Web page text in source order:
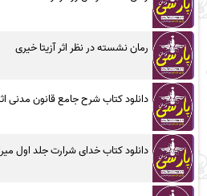
رمان نشسته در نظر اثر آزیتا خیری
دانلود کتاب شرح جامع قانون مدنی
دانلود کتاب خدای شرارت جلد اول